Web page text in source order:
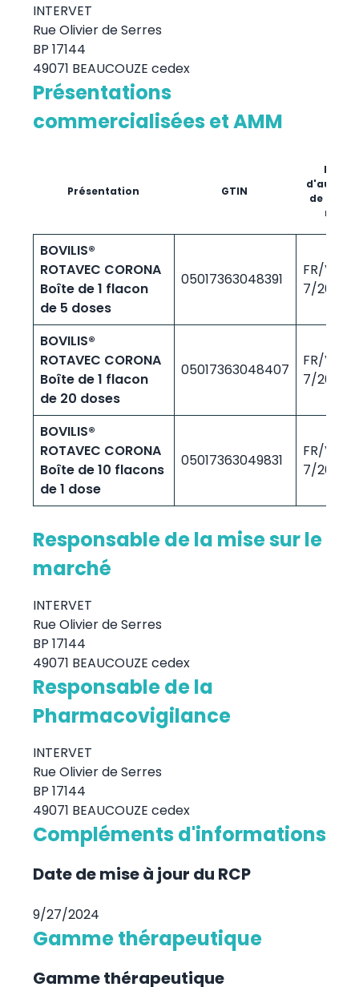
INTERVET
Rue Olivier de Serres
BP 17144
49071 BEAUCOUZE cedex
Présentations
commercialisées et AMM
Présentation GTIN
de mise
BOVILIS®
ROTAVEC CORONA
Boîte de 1 flacon
de 5 doses
05017363048391
FR/V/
7/2000
BOVILIS®
ROTAVEC CORONA
Boîte de 1 flacon
de 20 doses
05017363048407
FR/V/
7/2000
BOVILIS®
ROTAVEC CORONA
Boîte de 10 flacons
de 1 dose
05017363049831
FR/V/
7/2000
Responsable de la mise sur le
marché
INTERVET
Rue Olivier de Serres
BP 17144
49071 BEAUCOUZE cedex
Responsable de la
Pharmacovigilance
INTERVET
Rue Olivier de Serres
BP 17144
49071 BEAUCOUZE cedex
Compléments d'informations
Date de mise à jour du RCP
9/27/2024
Gamme thérapeutique
Gamme thérapeutique